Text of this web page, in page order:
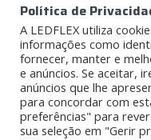
Blog
Contato
SIGA-NOS
Política de
A LEDFLEX utiliza
informações como
fornecer, manter e
e anúncios. Se aceitar,
anúncios que lhe
para concordar com
preferências" para
sua seleção em "Gerir